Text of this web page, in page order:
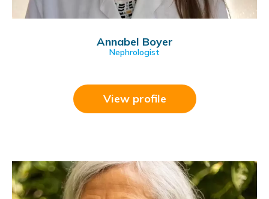
Annabel Boyer
Nephrologist
View profile